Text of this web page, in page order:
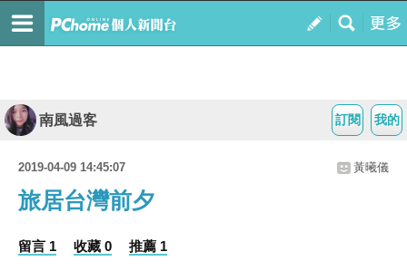
我的
訂閱
南風過客
2019-04-09 14:45:07 黃曦儀
旅居台灣前夕
留言 1 收藏 0 推薦 1